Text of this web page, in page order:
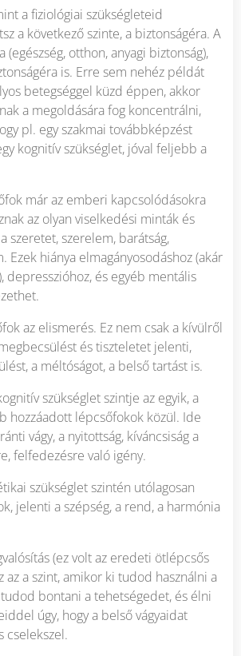
a fiziológiai szükségleteid
a következő szinte, a biztonságéra. A
(egészség, otthon, anyagi biztonság),
is. Erre sem nehéz példát
betegséggel küzd éppen, akkor
a megoldására fog koncentrálni,
pl. egy szakmai továbbképzést
kognitív szükséglet, jóval feljebb a
már az emberi kapcsolódásokra
az olyan viselkedési minták és
szeretet, szerelem, barátság,
Ezek hiánya elmagányosodáshoz (akár
depresszióhoz, és egyéb mentális
az elismerés. Ez nem csak a kívülről
és tiszteletet jelenti,
a méltóságot, a belső tartást is.
szükséglet szintje az egyik, a
hozzáadott lépcsőfokok közül. Ide
vágy, a nyitottság, kíváncsiság a
felfedezésre való igény.
szükséglet szintén utólagosan
jelenti a szépség, a rend, a harmónia
(ez volt az eredeti ötlépcsős
az a szint, amikor ki tudod használni a
bontani a tehetségedet, és élni
úgy, hogy a belső vágyaidat
cselekszel.